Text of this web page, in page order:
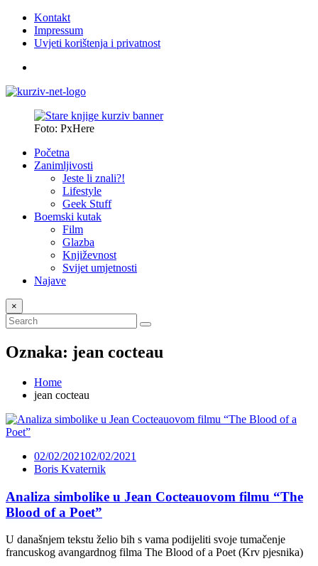
Kontakt
Impressum
Uvjeti korištenja i privatnost
Foto: PxHere
Početna
Zanimljivosti
Jeste li znali?!
Lifestyle
Geek Stuff
Boemski kutak
Film
Glazba
Književnost
Svijet umjetnosti
Najave
×
Oznaka: jean cocteau
Home
jean cocteau
02/02/202102/02/2021
Boris Kvaternik
Analiza simbolike u Jean Cocteauovom filmu “The
Blood of a Poet”
U današnjem tekstu želio bih s vama podijeliti svoje tumačenje
francuskog avangardnog filma The Blood of a Poet (Krv pjesnika)